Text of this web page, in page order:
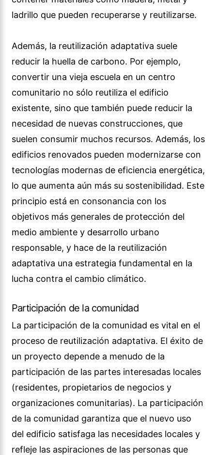
ladrillo que pueden recuperarse y reutilizarse.
Además, la reutilización adaptativa suele
reducir la huella de carbono. Por ejemplo,
convertir una vieja escuela en un centro
comunitario no sólo reutiliza el edificio
existente, sino que también puede reducir la
necesidad de nuevas construcciones, que
suelen consumir muchos recursos. Además, los
edificios renovados pueden modernizarse con
tecnologías modernas de eficiencia energética,
lo que aumenta aún más su sostenibilidad. Este
principio está en consonancia con los
objetivos más generales de protección del
medio ambiente y desarrollo urbano
responsable, y hace de la reutilización
adaptativa una estrategia fundamental en la
lucha contra el cambio climático.
Participación de la comunidad
La participación de la comunidad es vital en el
proceso de reutilización adaptativa. El éxito de
un proyecto depende a menudo de la
participación de las partes interesadas locales
(residentes, propietarios de negocios y
organizaciones comunitarias). La participación
de la comunidad garantiza que el nuevo uso
del edificio satisfaga las necesidades locales y
refleje las aspiraciones de las personas que